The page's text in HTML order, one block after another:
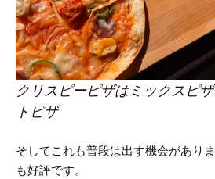
クリスピーピザはミックスピ
トピザ
そしてこれも普段は出す機会があり
も好評です。